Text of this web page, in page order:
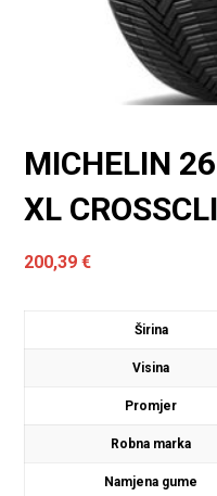
MICHELIN
XL
200,39€
Širina
Visina
Promjer
Robna marka
Namjena gume